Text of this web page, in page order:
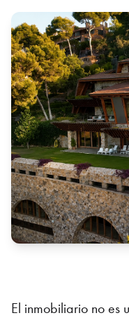
El inmobiliario no es